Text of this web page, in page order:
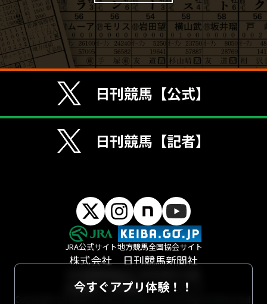
今すぐアプリ体験！！
日刊競馬【公式】
日刊競馬【記者】
JRA公式サイト地方競馬全国協会サイト
株式会社 日刊競馬新聞社
会社概要
採用情報
サイトマップ